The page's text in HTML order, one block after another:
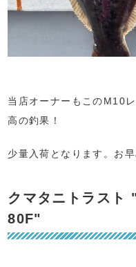
当店オーナーもこのM10
高の釣果！
少量入荷となります。お
クマタニトラスト
80F"